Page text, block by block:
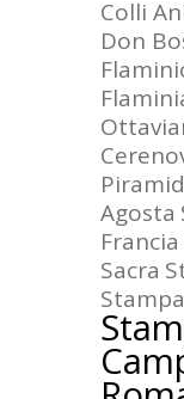
Colli
Don
Agosta
Francia
Sacra